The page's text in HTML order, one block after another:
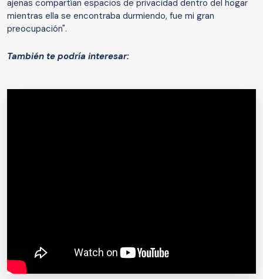
ajenas compartían espacios de privacidad dentro del hogar
mientras ella se encontraba durmiendo, fue mi gran
preocupación".
También te podría interesar: